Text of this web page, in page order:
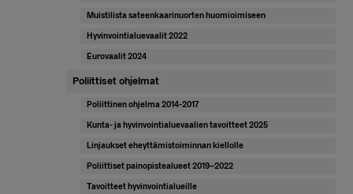
Muistilista sateenkaarinuorten huomioimiseen
Hyvinvointialuevaalit 2022
Eurovaalit 2024
Poliittiset ohjelmat
Poliittinen ohjelma 2014-2017
Kunta- ja hyvinvointialuevaalien tavoitteet 2025
Linjaukset eheyttämistoiminnan kiellolle
Poliittiset painopistealueet 2019–2022
Tavoitteet hyvinvointialueille